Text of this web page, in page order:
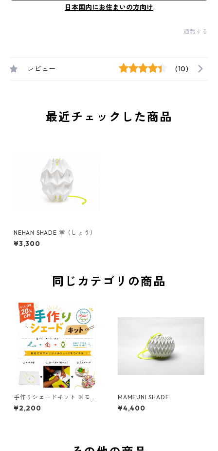
日本国内にお住まいの方向け
通報する
レビュー (10)
最近チェックした商品
NEHAN SHADE 掌（しょう）
¥3,300
同じカテゴリの商品
手作りシェードキット ※モニ
ター価格※
¥2,200
MAMEUNI SHADE
¥4,400